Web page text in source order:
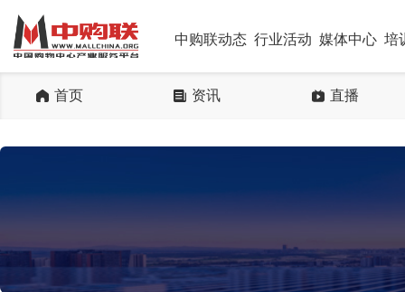
中购联动态 行业活动 媒体中心 培
首页 资讯 直播